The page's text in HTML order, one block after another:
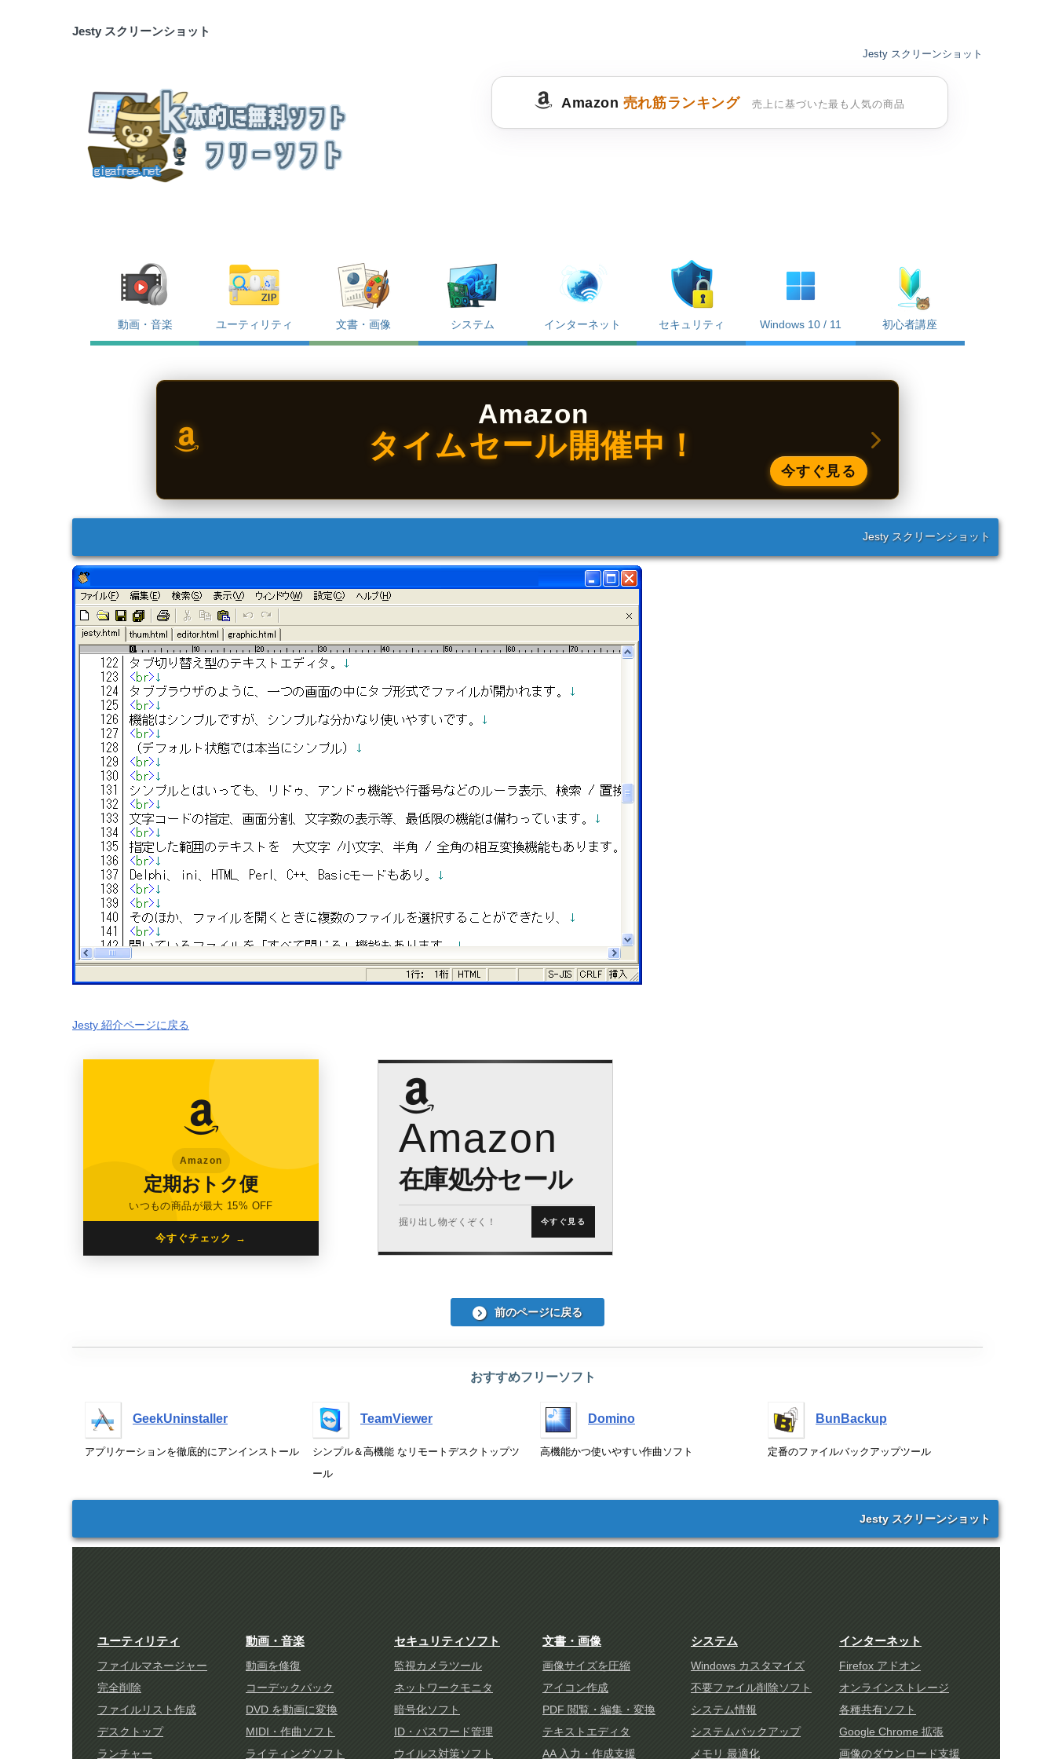
Jesty スクリーンショット
Jesty スクリーンショット
Amazon 売れ筋ランキング 売上に基づいた最も人気の商品
動画・音楽 ユーティリティ 文書・画像 システム インターネット セキュリティ Windows 10 / 11 初心者講座
Amazon
タイムセール開催中！
今すぐ見る
Jesty スクリーンショット
Jesty 紹介ページに戻る
Amazon
定期おトク便
いつもの商品が最大 15% OFF
今すぐチェック →
Amazon
在庫処分セール
掘り出し物ぞくぞく！ 今すぐ見る
前のページに戻る
おすすめフリーソフト
GeekUninstaller
アプリケーションを徹底的にアンインストール
TeamViewer
シンプル＆高機能 なリモートデスクトップツ
ール
Domino
高機能かつ使いやすい作曲ソフト
BunBackup
定番のファイルバックアップツール
Jesty スクリーンショット
ユーティリティ
ファイルマネージャー
完全削除
ファイルリスト作成
デスクトップ
ランチャー
動画・音楽
動画を修復
コーデックパック
DVD を動画に変換
MIDI・作曲ソフト
ライティングソフト
セキュリティソフト
監視カメラツール
ネットワークモニタ
暗号化ソフト
ID・パスワード管理
ウイルス対策ソフト
文書・画像
画像サイズを圧縮
アイコン作成
PDF 閲覧・編集・変換
テキストエディタ
AA 入力・作成支援
システム
Windows カスタマイズ
不要ファイル削除ソフト
システム情報
システムバックアップ
メモリ 最適化
インターネット
Firefox アドオン
オンラインストレージ
各種共有ソフト
Google Chrome 拡張
画像のダウンロード支援